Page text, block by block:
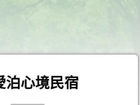
泊心境民宿